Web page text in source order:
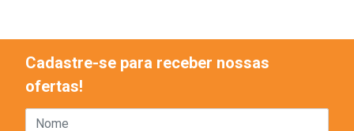
Cadastre-se para receber nossas
ofertas!